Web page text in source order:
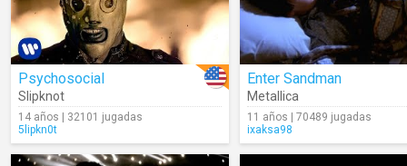
Psychosocial
Slipknot
14 años | 32101 jugadas
5lipkn0t
Enter Sandman
Metallica
11 años | 70489 jugadas
ixaksa98